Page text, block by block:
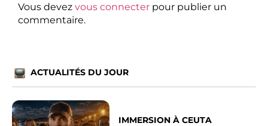
Vous devez vous connecter pour publier un
commentaire.
ACTUALITÉS DU JOUR
IMMERSION À CEUTA